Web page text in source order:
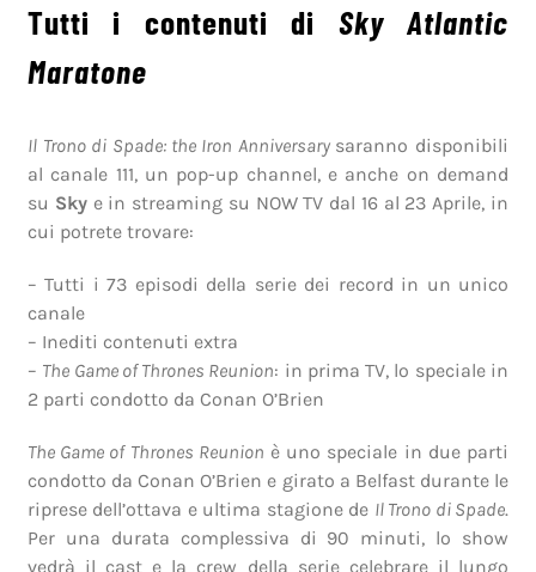
Tutti i contenuti di Sky Atlantic
Maratone
Il Trono di Spade: the Iron Anniversary saranno disponibili
al canale 111, un pop-up channel, e anche on demand
su Skye in streaming su NOW TV dal 16 al 23 Aprile, in
cui potrete trovare:
– Tutti i 73 episodi della serie dei record in un unico
canale
– Inediti contenuti extra
– The Game of Thrones Reunion: in prima TV, lo speciale in
2 parti condotto da Conan O’Brien
The Game of Thrones Reunion è uno speciale in due parti
condotto da Conan O’Brien e girato a Belfast durante le
riprese dell’ottava e ultima stagione de Il Trono di Spade.
Per una durata complessiva di 90 minuti, lo show
vedrà il cast e la crew della serie celebrare il lungo